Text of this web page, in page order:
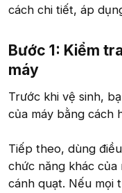
cách chi tiết, áp
Bước 1: Kiểm
máy​
Trước khi vệ sinh,
của máy bằng cách
Tiếp theo, dùng
chức năng khác của
cánh quạt. Nếu mọi